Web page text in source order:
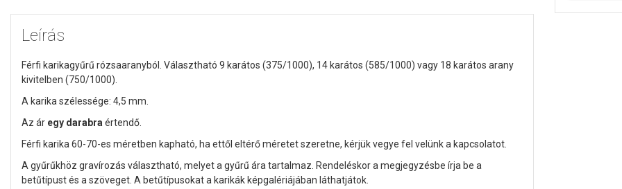
Leírás
Férfi karikagyűrű rózsaaranyból. Választható 9 karátos (375/1000), 14 karátos (585/1000) vagy 18 karátos arany
kivitelben (750/1000).
A karika szélessége: 4,5 mm.
Az ár egy darabra értendő.
Férfi karika 60-70-es méretben kapható, ha ettől eltérő méretet szeretne, kérjük vegye fel velünk a kapcsolatot.
A gyűrűkhöz gravírozás választható, melyet a gyűrű ára tartalmaz. Rendeléskor a megjegyzésbe írja be a
betűtípust és a szöveget. A betűtípusokat a karikák képgalériájában láthatjátok.